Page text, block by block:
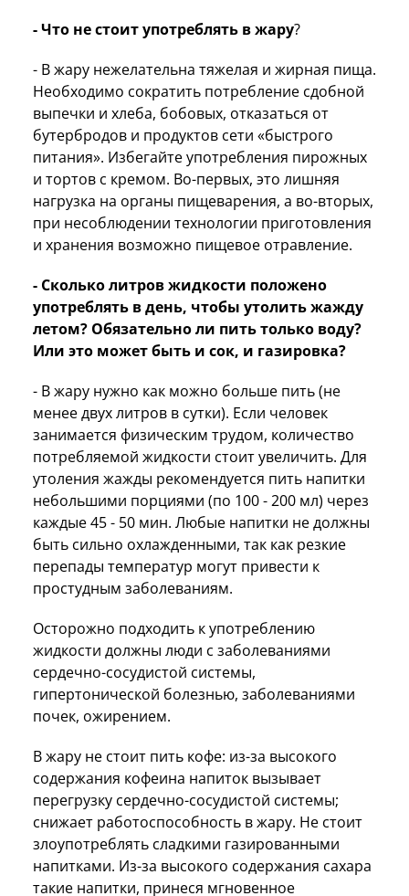
- Что не стоит употреблять в жару?
- В жару нежелательна тяжелая и жирная пища.
Необходимо сократить потребление сдобной
выпечки и хлеба, бобовых, отказаться от
бутербродов и продуктов сети «быстрого
питания». Избегайте употребления пирожных
и тортов с кремом. Во-первых, это лишняя
нагрузка на органы пищеварения, а во-вторых,
при несоблюдении технологии приготовления
и хранения возможно пищевое отравление.
- Сколько литров жидкости положено
употреблять в день, чтобы утолить жажду
летом? Обязательно ли пить только воду?
Или это может быть и сок, и газировка?
- В жару нужно как можно больше пить (не
менее двух литров в сутки). Если человек
занимается физическим трудом, количество
потребляемой жидкости стоит увеличить. Для
утоления жажды рекомендуется пить напитки
небольшими порциями (по 100 - 200 мл) через
каждые 45 - 50 мин. Любые напитки не должны
быть сильно охлажденными, так как резкие
перепады температур могут привести к
простудным заболеваниям.
Осторожно подходить к употреблению
жидкости должны люди с заболеваниями
сердечно-сосудистой системы,
гипертонической болезнью, заболеваниями
почек, ожирением.
В жару не стоит пить кофе: из-за высокого
содержания кофеина напиток вызывает
перегрузку сердечно-сосудистой системы;
снижает работоспособность в жару. Не стоит
злоупотреблять сладкими газированными
напитками. Из-за высокого содержания сахара
такие напитки, принеся мгновенное